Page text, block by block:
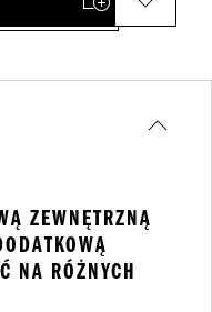
ZEWNĘTRZNĄ
NA RÓŻNYCH